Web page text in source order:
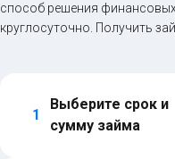
способ решения
круглосуточно. Получить
1
Выберите срок и
сумму займа